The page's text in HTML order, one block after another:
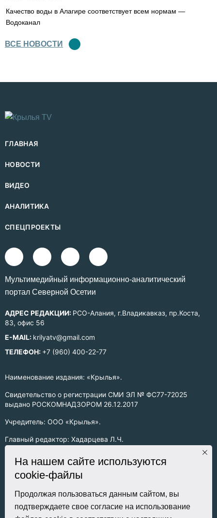
Качество воды в Алагире соответствует всем нормам —
Водоканал
ВСЕ НОВОСТИ
Наименование издания: «Крылья».
Свидетельство о регистрации СМИ ЭЛ № ФС77-72025
выдано РОСКОМНАДЗОРОМ 26.12.2017
Учредитель: ООО «Крылья».
Главный редактор: Хадарцева Л.Ч.
Информация на сайте предназначена для лиц старше 16 лет.
Все права на любые материалы, опубликованные на сайте,
защищены в соответствии с российским законодательством
об интеллектуальной собственности. Любое использование
текстовых, фото, аудио и видеоматериалов возможно только
с согласия правообладателя (ООО «Крылья») и при строгом
ГЛАВНАЯ
НОВОСТИ
ВИДЕО
АНАЛИТИКА
СПЕЦПРОЕКТЫ
Mультимедийный информационно-аналитический
портал Северной Осетии
АДРЕС РЕДАКЦИИ: РСО-Алания, г.Владикавказ, пр.Коста,
83, офис 56
E-MAIL: krilyatv@gmail.com
ТЕЛЕФОН: +7 (960) 400-22-77
На нашем сайте используются
cookie-файлы
Продолжая пользоваться данным сайтом, вы
подтверждаете свое согласие на использование